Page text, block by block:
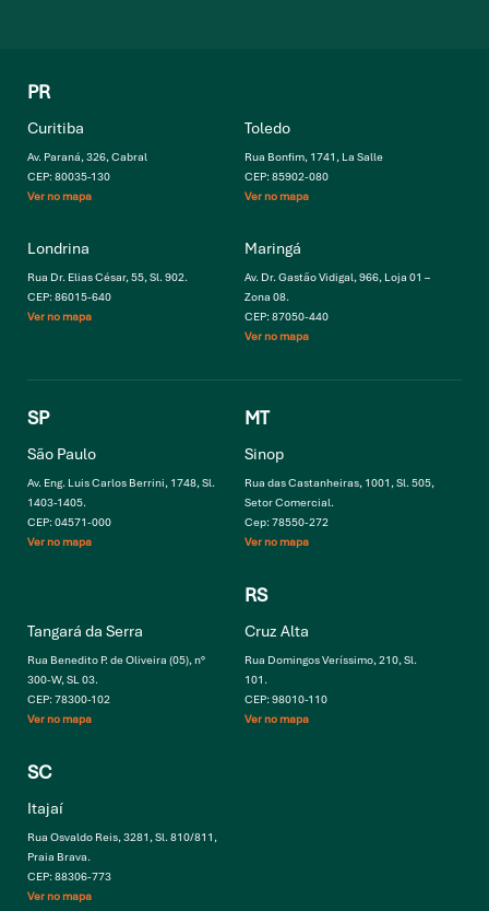
PR
Curitiba
Av. Paraná, 326, Cabral
CEP: 80035-130
Ver no mapa
Toledo
Rua Bonfim, 1741, La Salle
CEP: 85902-080
Ver no mapa
Londrina
Rua Dr. Elias César, 55, Sl. 902.
CEP: 86015-640
Ver no mapa
Maringá
Av. Dr. Gastão Vidigal, 966, Loja 01 –
Zona 08.
CEP: 87050-440
Ver no mapa
SP
São Paulo
Av. Eng. Luis Carlos Berrini, 1748, Sl.
1403-1405.
CEP: 04571-000
Ver no mapa
MT
Sinop
Rua das Castanheiras, 1001, Sl. 505,
Setor Comercial.
Cep: 78550-272
Ver no mapa
Tangará da Serra
Rua Benedito P. de Oliveira (05), n°
300-W, SL 03.
CEP: 78300-102
Ver no mapa
RS
Cruz Alta
Rua Domingos Veríssimo, 210, Sl.
101.
CEP: 98010-110
Ver no mapa
SC
Itajaí
Rua Osvaldo Reis, 3281, Sl. 810/811,
Praia Brava.
CEP: 88306-773
Ver no mapa